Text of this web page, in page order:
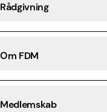
Rådgivning
Om FDM
Medlemskab